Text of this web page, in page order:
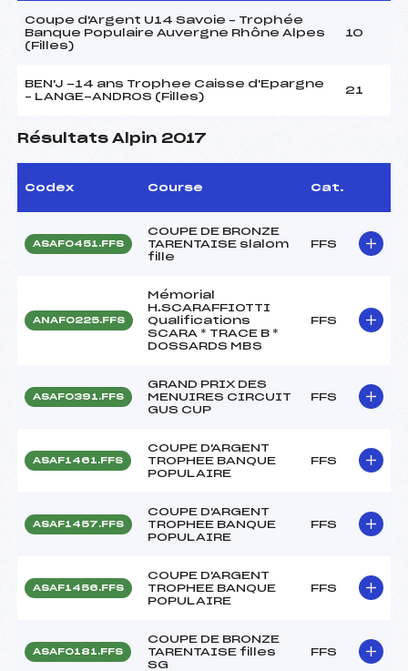
Coupe d'Argent U14 Savoie – Trophée
Banque Populaire Auvergne Rhône Alpes
(Filles)
10
BEN'J -14 ans Trophee Caisse d'Epargne
– LANGE-ANDROS (Filles)
21
Résultats Alpin 2017
Codex Course Cat.
ASAF0451.FFS
COUPE DE BRONZE
TARENTAISE slalom
fille
FFS
ANAF0225.FFS
Mémorial
H.SCARAFFIOTTI
Qualifications
SCARA * TRACE B *
DOSSARDS MBS
FFS
ASAF0391.FFS
GRAND PRIX DES
MENUIRES CIRCUIT
GUS CUP
FFS
ASAF1461.FFS
COUPE D'ARGENT
TROPHEE BANQUE
POPULAIRE
FFS
ASAF1457.FFS
COUPE D'ARGENT
TROPHEE BANQUE
POPULAIRE
FFS
ASAF1456.FFS
COUPE D'ARGENT
TROPHEE BANQUE
POPULAIRE
FFS
ASAF0181.FFS
COUPE DE BRONZE
TARENTAISE filles
SG
FFS